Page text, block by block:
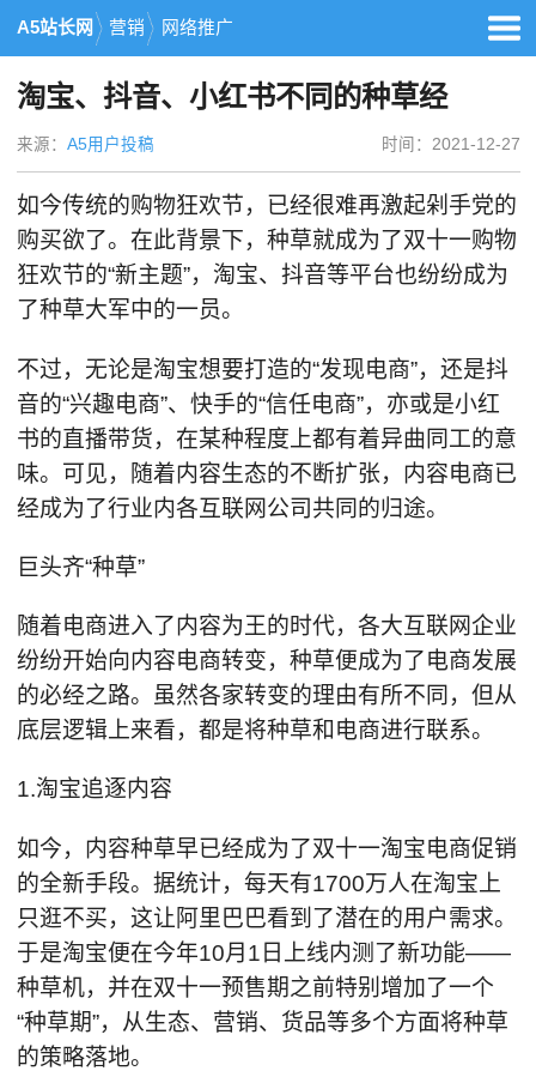
A5站长网 营销 网络推广
淘宝、抖音、小红书不同的种草经
来源： A5用户投稿 时间：2021-12-27
如今传统的购物狂欢节，已经很难再激起剁手党的
购买欲了。在此背景下，种草就成为了双十一购物
狂欢节的“新主题”，淘宝、抖音等平台也纷纷成为
了种草大军中的一员。
不过，无论是淘宝想要打造的“发现电商”，还是抖
音的“兴趣电商”、快手的“信任电商”，亦或是小红
书的直播带货，在某种程度上都有着异曲同工的意
味。可见，随着内容生态的不断扩张，内容电商已
经成为了行业内各互联网公司共同的归途。
巨头齐“种草”
随着电商进入了内容为王的时代，各大互联网企业
纷纷开始向内容电商转变，种草便成为了电商发展
的必经之路。虽然各家转变的理由有所不同，但从
底层逻辑上来看，都是将种草和电商进行联系。
1.淘宝追逐内容
如今，内容种草早已经成为了双十一淘宝电商促销
的全新手段。据统计，每天有1700万人在淘宝上
只逛不买，这让阿里巴巴看到了潜在的用户需求。
于是淘宝便在今年10月1日上线内测了新功能——
种草机，并在双十一预售期之前特别增加了一个
“种草期”，从生态、营销、货品等多个方面将种草
的策略落地。